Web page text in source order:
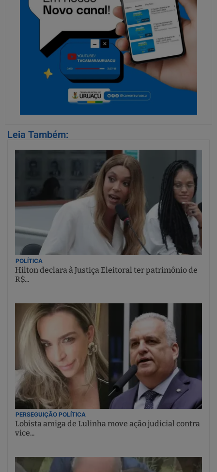
Leia Também:
POLÍTICA
Hilton declara à Justiça Eleitoral ter patrimônio de
R$...
PERSEGUIÇÃO POLÍTICA
Lobista amiga de Lulinha move ação judicial contra
vice...